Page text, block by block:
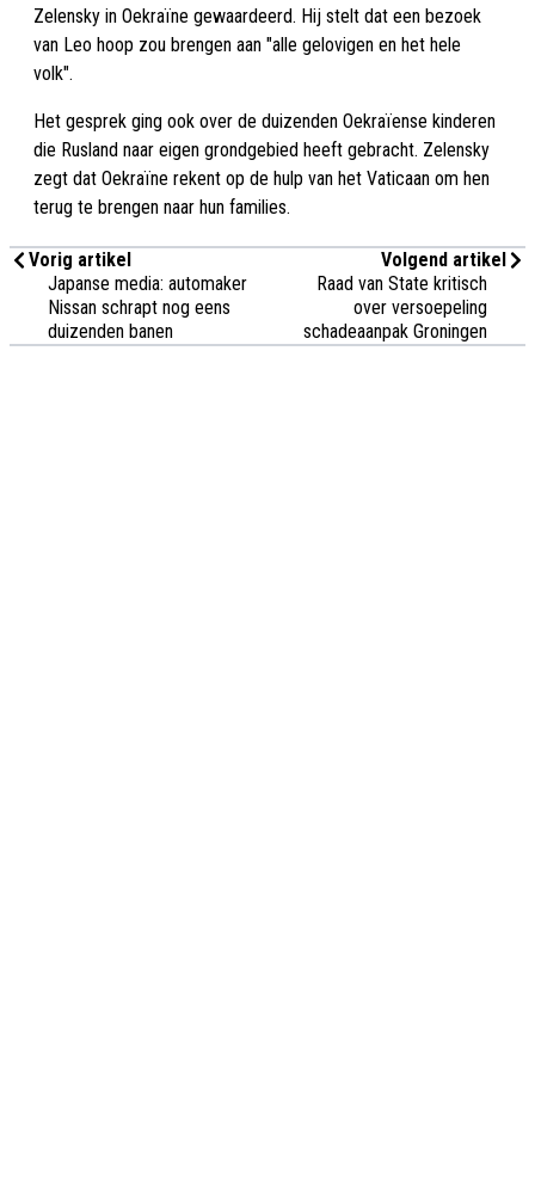
Zelensky in Oekraïne gewaardeerd. Hij stelt dat een bezoek
van Leo hoop zou brengen aan "alle gelovigen en het hele
volk".
Het gesprek ging ook over de duizenden Oekraïense kinderen
die Rusland naar eigen grondgebied heeft gebracht. Zelensky
zegt dat Oekraïne rekent op de hulp van het Vaticaan om hen
terug te brengen naar hun families.
Vorig artikel
Japanse media: automaker
Nissan schrapt nog eens
duizenden banen
Volgend artikel
Raad van State kritisch
over versoepeling
schadeaanpak Groningen